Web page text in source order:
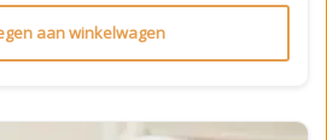
aan winkelwagen